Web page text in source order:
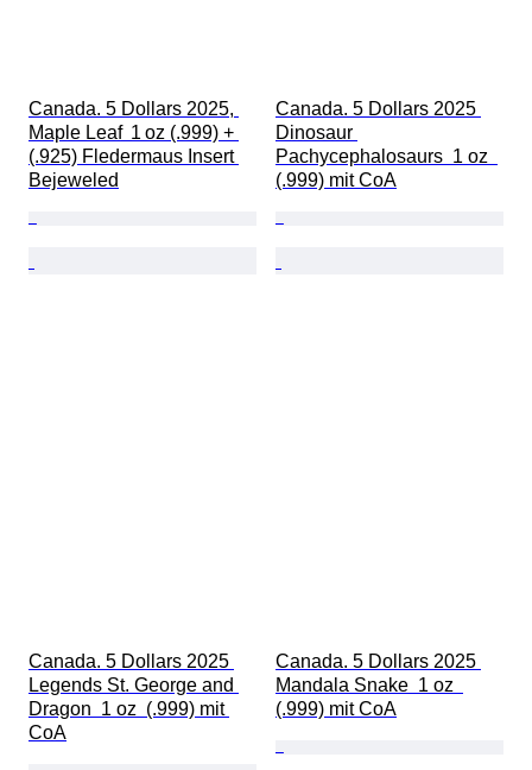
Canada. 5 Dollars 2025,
Maple Leaf  1 oz (.999) +
(.925) Fledermaus Insert
Bejeweled
Canada. 5 Dollars 2025
Dinosaur
Pachycephalosaurs  1 oz
(.999) mit CoA
Canada. 5 Dollars 2025
Legends St. George and
Dragon  1 oz  (.999) mit
CoA
Canada. 5 Dollars 2025
Mandala Snake  1 oz
(.999) mit CoA